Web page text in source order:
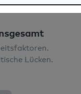
Lücken.